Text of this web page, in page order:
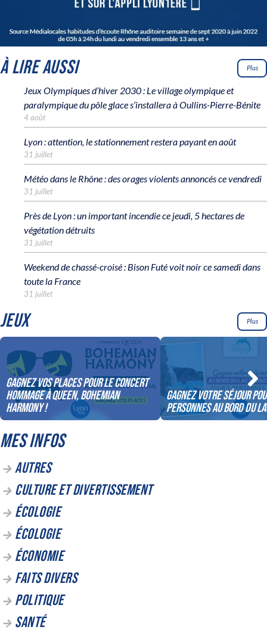
À LIRE AUSSI Plus
Jeux Olympiques d’hiver 2030 : Le village olympique et
paralympique du pôle glace s’installera à Oullins-Pierre-Bénite
4 août
Lyon : attention, le stationnement restera payant en août
31 juillet
Météo dans le Rhône : des orages violents annoncés ce vendredi
31 juillet
Près de Lyon : un important incendie ce jeudi, 5 hectares de
végétation détruits
31 juillet
Weekend de chassé-croisé : Bison Futé voit noir ce samedi dans
toute la France
31 juillet
JEUX Plus
Gagnez vos places pour le concert
Hommage à Queen, Bohemian
Harmony !
Gagnez votre séjour
personnes au bord du
MES INFOS
AUTRES
CULTURE ET DIVERTISSEMENT
ÉCOLOGIE
ÉCOLOGIE
ÉCONOMIE
FAITS DIVERS
POLITIQUE
SANTÉ